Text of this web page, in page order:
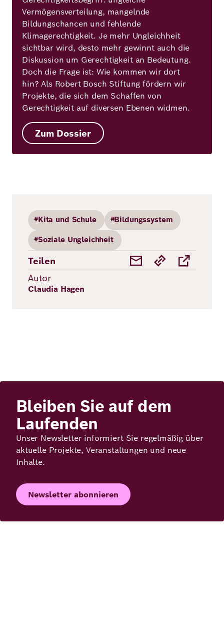
Vermögensverteilung, mangelnde
Bildungschancen und fehlende
Klimagerechtigkeit. Je mehr Ungleichheit
sichtbar wird, desto mehr gewinnt auch die
Diskussion um Gerechtigkeit an Bedeutung.
Doch die Frage ist: Wie kommen wir dort
hin? Als Robert Bosch Stiftung fördern wir
Projekte, die sich dem Schaffen von
Gerechtigkeit auf diversen Ebenen widmen.
Zum Dossier
#Kita und Schule #Bildungssystem
#Soziale Ungleichheit
Teilen
Autor
Claudia Hagen
Bleiben Sie auf dem
Laufenden
Unser Newsletter informiert Sie regelmäßig über
aktuelle Projekte, Veranstaltungen und neue
Inhalte.
Newsletter abonnieren